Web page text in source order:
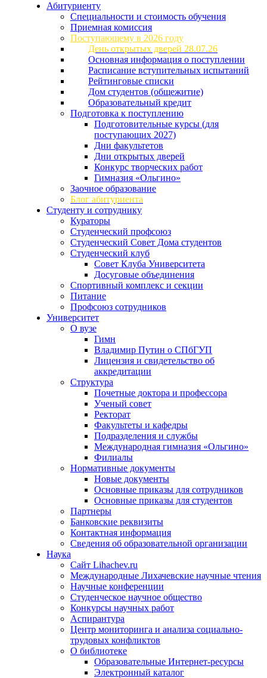
Абитуриенту
Специальности и стоимость обучения
Приемная комиссия
Поступающему в 2026 году
День открытых дверей 28.07.26
Основная информация о поступлении
Расписание вступительных испытаний
Рейтинговые списки
Дом студентов (общежитие)
Образовательный кредит
Подготовка к поступлению
Подготовительные курсы (для
поступающих 2027)
Дни факультетов
Дни открытых дверей
Конкурс творческих работ
Гимназия «Ольгино»
Заочное образование
Блог абитуриента
Студенту и сотруднику
Кураторы
Студенческий профсоюз
Студенческий Совет Дома студентов
Студенческий клуб
Совет Клуба Университета
Досуговые объединения
Спортивный комплекс и секции
Питание
Профсоюз сотрудников
Университет
О вузе
Гимн
Владимир Путин о СПбГУП
Лицензия и свидетельство об
аккредитации
Структура
Почетные доктора и профессора
Ученый совет
Ректорат
Факультеты и кафедры
Подразделения и службы
Международная гимназия «Ольгино»
Филиалы
Нормативные документы
Новые документы
Основные приказы для сотрудников
Основные приказы для студентов
Партнеры
Банковские реквизиты
Контактная информация
Сведения об образовательной организации
Наука
Сайт Lihachev.ru
Международные Лихачевские научные чтения
Научные конференции
Студенческое научное общество
Конкурсы научных работ
Аспирантура
Центр мониторинга и анализа социально-
трудовых конфликтов
О библиотеке
Образовательные Интернет-ресурсы
Электронный каталог